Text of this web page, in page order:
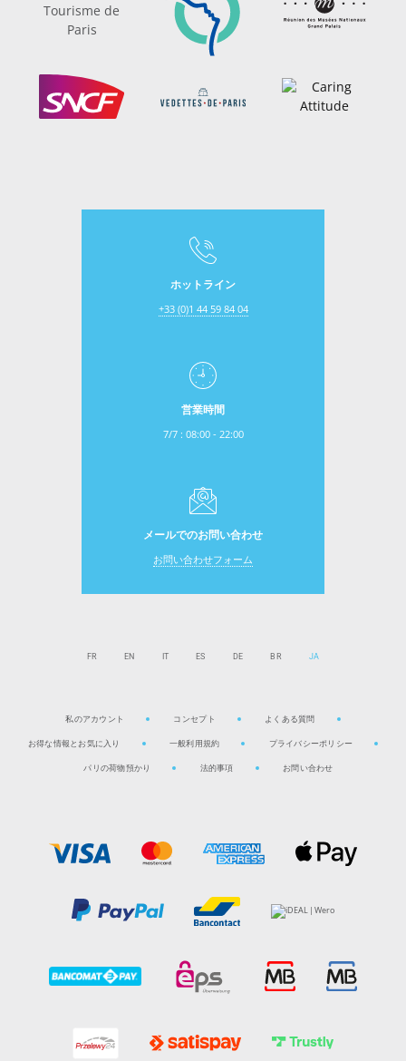
ホットライン
+33 (0)1 44 59 84 04
営業時間
7/7 : 08:00 - 22:00
メールでのお問い合わせ
お問い合わせフォーム
FR EN IT ES DE BR JA
私のアカウント コンセプト よくある質問
お得な情報とお気に入り 一般利用規約 プライバシーポリシー
パリの荷物預かり 法的事項 お問い合わせ